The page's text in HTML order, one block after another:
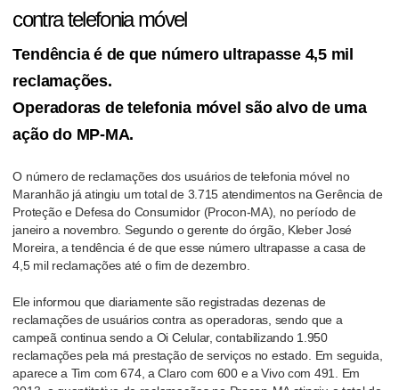
contra telefonia móvel
Tendência é de que número ultrapasse 4,5 mil
reclamações.
Operadoras de telefonia móvel são alvo de uma
ação do MP-MA.
O número de reclamações dos usuários de telefonia móvel no
Maranhão já atingiu um total de 3.715 atendimentos na Gerência de
Proteção e Defesa do Consumidor (Procon-MA), no período de
janeiro a novembro. Segundo o gerente do órgão, Kleber José
Moreira, a tendência é de que esse número ultrapasse a casa de
4,5 mil reclamações até o fim de dezembro.
Ele informou que diariamente são registradas dezenas de
reclamações de usuários contra as operadoras, sendo que a
campeã continua sendo a Oi Celular, contabilizando 1.950
reclamações pela má prestação de serviços no estado. Em seguida,
aparece a Tim com 674, a Claro com 600 e a Vivo com 491. Em